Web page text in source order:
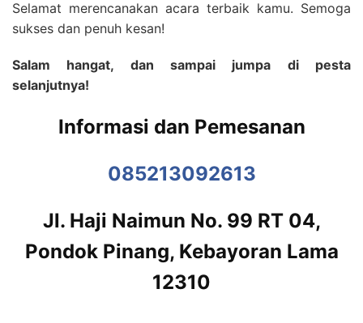
Selamat merencanakan acara terbaik kamu. Semoga
sukses dan penuh kesan!
Salam hangat, dan sampai jumpa di pesta
selanjutnya!
Informasi dan Pemesanan
085213092613
Jl. Haji Naimun No. 99 RT 04,
Pondok Pinang, Kebayoran Lama
12310